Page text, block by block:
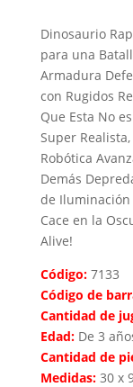
Dinosaurio
para una
Armadura
con Rugidos
Que Esta No
Super
Robótica
Demás
de Iluminación
Cace en la
Alive!
Código:7133
Código de
Cantidad de
Edad:De 3
Cantidad de
Medidas: 30 x